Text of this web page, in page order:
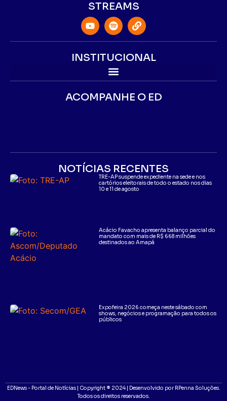
STREAMS
INSTITUCIONAL
ACOMPANHE O ED
NOTÍCIAS RECENTES
TRE-AP suspende expediente na sede e nos
cartórios eleitorais de todo o estado nos dias
10 e 11 de agosto
Acácio Favacho apresenta balanço parcial do
mandato com mais de R$ 668 milhões
destinados ao Amapá
Expofeira 2026 começa neste sábado com
shows, negócios e programação para todos os
públicos
EDNews - Portal de Notícias | Copyright ® 2024 | Desenvolvido por RPenna Soluções.
Todos os direitos reservados.